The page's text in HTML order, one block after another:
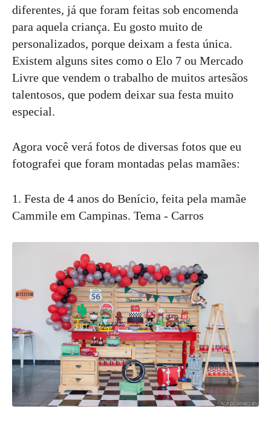
diferentes, já que foram feitas sob encomenda
para aquela criança. Eu gosto muito de
personalizados, porque deixam a festa única.
Existem alguns sites como o Elo 7 ou Mercado
Livre que vendem o trabalho de muitos artesãos
talentosos, que podem deixar sua festa muito
especial.
Agora você verá fotos de diversas fotos que eu
fotografei que foram montadas pelas mamães:
1. Festa de 4 anos do Benício, feita pela mamãe
Cammile em Campinas. Tema - Carros